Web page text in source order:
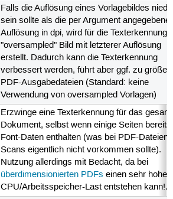
Falls die Auflösung eines Vorlagebildes
sein sollte als die per Argument angegebene
Auflösung in dpi, wird für die Texterkennung
"oversampled" Bild mit letzterer Auflösung
erstellt. Dadurch kann die Texterkennung
verbessert werden, führt aber ggf. zu
PDF-Ausgabedateien (Standard: keine
Verwendung von oversampled Vorlagen)
Erzwinge eine Texterkennung für das
Dokument, selbst wenn einige Seiten bereits
Font-Daten enthalten (was bei PDF-Dateien
Scans eigentlich nicht vorkommen sollte).
Nutzung allerdings mit Bedacht, da bei
überdimensionierten PDFs einen sehr hohe
CPU/Arbeitsspeicher-Last entstehen kann!.